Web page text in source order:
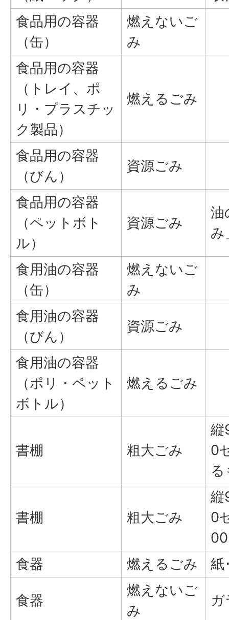
食品用の容器
（缶）
燃えないご
み
食品用の容器
（トレイ、ポ
リ・プラスチッ
ク製品）
燃えるごみ
食品用の容器
（びん）
資源ごみ
食品用の容器
（ペットボト
ル）
資源ごみ
油
み
食用油の容器
（缶）
燃えないご
み
食用油の容器
（びん）
資源ごみ
食用油の容器
（ポリ・ペット
ボトル）
燃えるごみ
書棚 粗大ごみ
縦
0
書棚 粗大ごみ
縦
0
食器
燃えるごみ 紙
食器
燃えないご
み